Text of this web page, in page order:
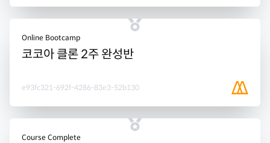
Online Bootcamp
코코아 클론 2주 완성반
e93fc321-692f-4286-83e3-52b130
Course Complete